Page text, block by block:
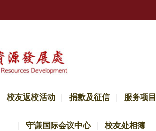
校友返校活动 捐款及征信 服务项目
守谦国际会议中心 校友处相簿